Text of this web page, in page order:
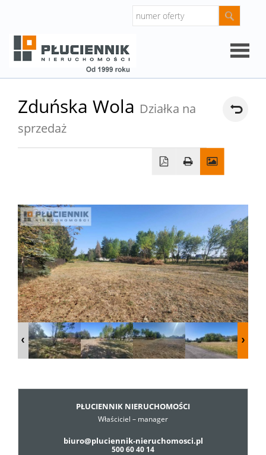
Domy
Dzialki
Lokale
Zduńska Wola Działka na
sprzedaż
PŁUCIENNIK NIERUCHOMOŚCI
Właściciel – manager
biuro@pluciennik-nieruchomosci.pl
500 60 40 14